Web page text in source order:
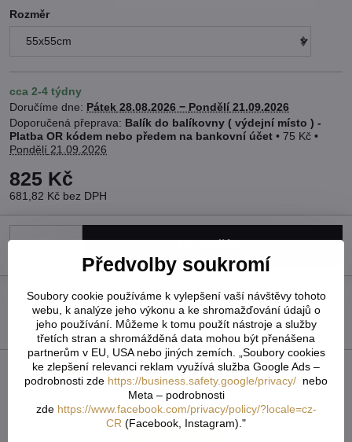
Rozměr
cca 2-4 týdny
Doručíme dne: Pátek 28.08.2026 − Pondělí 21.09.2026
Balík do balíkovny ( výdejní místo ) -
Platba OR kódem nebo předem na bankovní účet • 75 Kč •
Pondělí 21.09.2026
825 Kč
681,82 Kč bez DPH
Do košíku
Hlídací pes Doručení
Výrobce:Kleine Wolke
Recenze 0
Zatím bez hodnocení. Buďte první!
Předvolby soukromí
Soubory cookie používáme k vylepšení vaší návštěvy tohoto
webu, k analýze jeho výkonu a ke shromažďování údajů o
jeho používání. Můžeme k tomu použít nástroje a služby
třetích stran a shromážděná data mohou být přenášena
partnerům v EU, USA nebo jiných zemích. „Soubory cookies
ke zlepšení relevanci reklam využívá služba Google Ads –
podrobnosti zde https://business.safety.google/privacy/ nebo
Meta – podrobnosti
zde https://www.facebook.com/privacy/policy/?locale=cz-
CR (Facebook, Instagram)."